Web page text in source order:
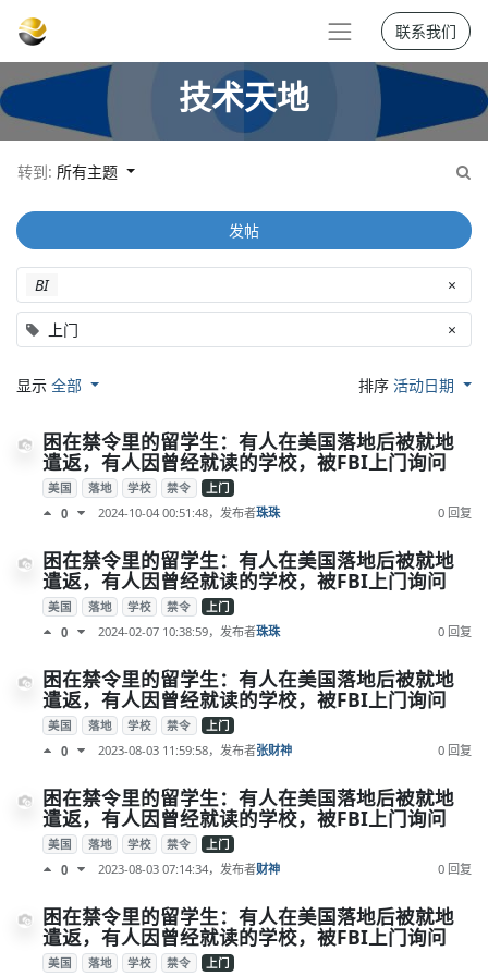
联系我们
技术天地
转到: 所有主题
BI ×
上门 ×
发帖
显示 全部 排序活动日期
困在禁令里的留学生：有人在美国落地后被就地
遣返，有人因曾经就读的学校，被FBI上门询问
美国 落地 学校 禁令 上门
0 2024-10-04 00:51:48，发布者珠珠 0 回复
困在禁令里的留学生：有人在美国落地后被就地
遣返，有人因曾经就读的学校，被FBI上门询问
美国 落地 学校 禁令 上门
0 2024-02-07 10:38:59，发布者珠珠 0 回复
困在禁令里的留学生：有人在美国落地后被就地
遣返，有人因曾经就读的学校，被FBI上门询问
美国 落地 学校 禁令 上门
0 2023-08-03 11:59:58，发布者张财神 0 回复
困在禁令里的留学生：有人在美国落地后被就地
遣返，有人因曾经就读的学校，被FBI上门询问
美国 落地 学校 禁令 上门
0 2023-08-03 07:14:34，发布者财神 0 回复
困在禁令里的留学生：有人在美国落地后被就地
遣返，有人因曾经就读的学校，被FBI上门询问
美国 落地 学校 禁令 上门